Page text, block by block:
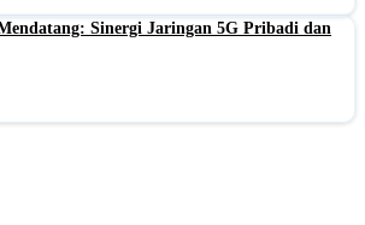
Sinergi Jaringan 5G Pribadi dan